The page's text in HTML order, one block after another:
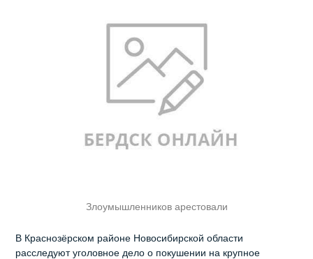
Злоумышленников арестовали
В Краснозёрском районе Новосибирской области
расследуют уголовное дело о покушении на крупное